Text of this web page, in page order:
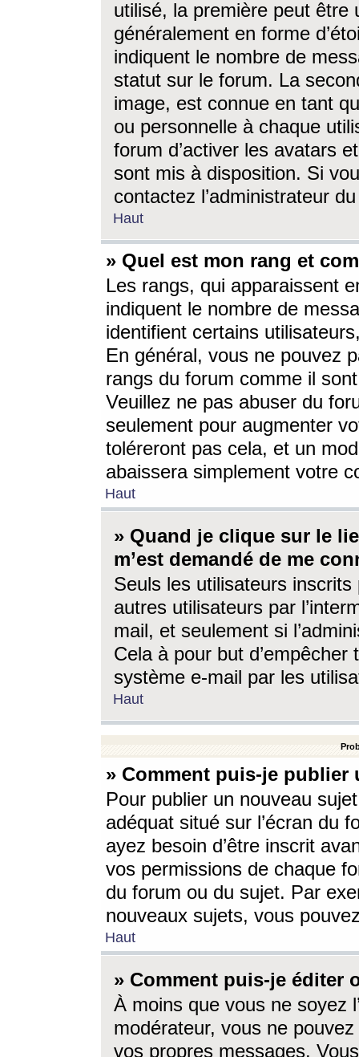
utilisé, la première peut être
généralement en forme
indiquent le nombre de
statut sur le forum. La
image, est connue en tant
ou personnelle à chaque
forum d’activer les avatars
sont mis à disposition. Si
contactez l’administrateur
Haut
» Quel est mon rang et
Les rangs, qui apparaissent
indiquent le nombre de
identifient certains
En général, vous ne pouvez
rangs du forum comme il
Veuillez ne pas abuser du
seulement pour augmenter
toléreront pas cela, et un
abaissera simplement votre
Haut
» Quand je clique sur le
m’est demandé de me
Seuls les utilisateurs
autres utilisateurs par
mail, et seulement si
Cela à pour but
système e-mail par les
Haut
» Comment puis-je
Pour publier un nouveau
adéquat situé sur l’écran du
ayez besoin d’être inscrit
vos permissions de chaque
du forum ou du sujet. Par
nouveaux sujets, vous
Haut
» Comment puis-je éditer
À moins que vous ne soyez
modérateur, vous ne
vos propres messages.